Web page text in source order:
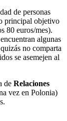
de personas
principal objetivo
80 euros/mes).
algunas
no comparta
se asemejen al
de Relaciones
vez en Polonia)